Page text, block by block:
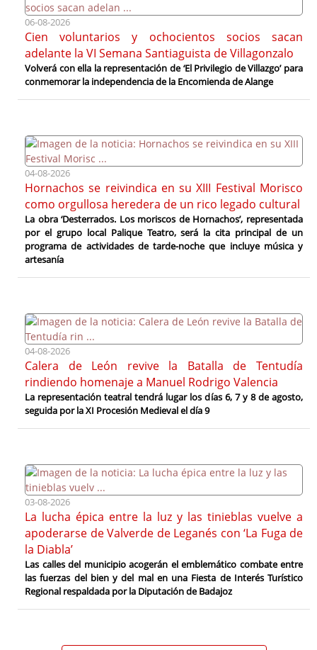
06-08-2026
Cien voluntarios y ochocientos socios sacan
adelante la VI Semana Santiaguista de Villagonzalo
Volverá con ella la representación de ‘El Privilegio de Villazgo’ para
conmemorar la independencia de la Encomienda de Alange
04-08-2026
Hornachos se reivindica en su XIII Festival Morisco
como orgullosa heredera de un rico legado cultural
La obra ‘Desterrados. Los moriscos de Hornachos’, representada
por el grupo local Palique Teatro, será la cita principal de un
programa de actividades de tarde-noche que incluye música y
artesanía
04-08-2026
Calera de León revive la Batalla de Tentudía
rindiendo homenaje a Manuel Rodrigo Valencia
La representación teatral tendrá lugar los días 6, 7 y 8 de agosto,
seguida por la XI Procesión Medieval el día 9
03-08-2026
La lucha épica entre la luz y las tinieblas vuelve a
apoderarse de Valverde de Leganés con ‘La Fuga de
la Diabla’
Las calles del municipio acogerán el emblemático combate entre
las fuerzas del bien y del mal en una Fiesta de Interés Turístico
Regional respaldada por la Diputación de Badajoz